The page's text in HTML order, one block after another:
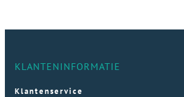
KLANTENINFORMATIE
Klantenservice